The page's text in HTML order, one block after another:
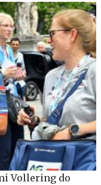
Vollering do